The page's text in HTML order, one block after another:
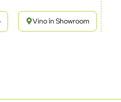
Vino în Showroom